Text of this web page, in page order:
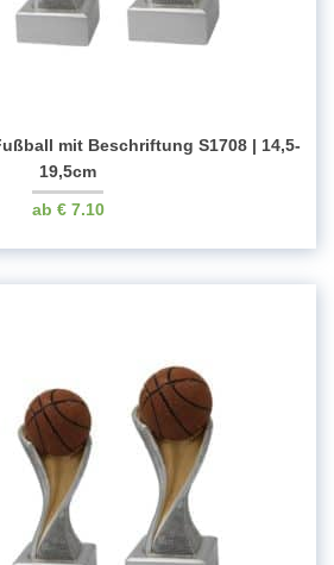
mit Beschriftung S1708 | 14,5-
19,5cm
€7.10